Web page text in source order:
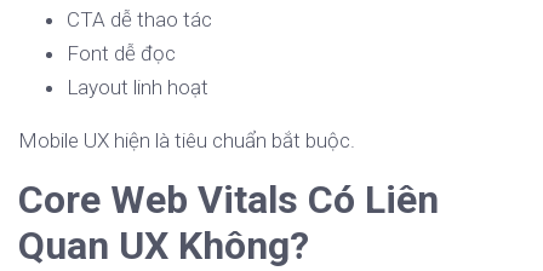
CTA dễ thao tác
Font dễ đọc
Layout linh hoạt
Mobile UX hiện là tiêu chuẩn bắt buộc.
Core Web Vitals Có Liên
Quan UX Không?